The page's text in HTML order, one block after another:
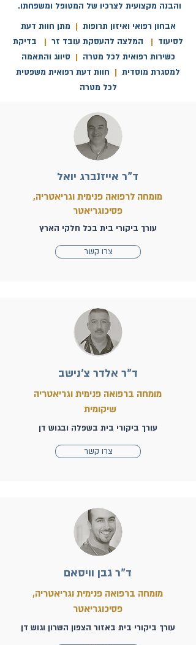
והבנה מקצועית לצרכיו של המטופל ומשפחתו.
אבחון רפואי ואיזון תרופות | מתן חוות דעת
לסיעוד | המלצה להעסקת עובד זר |
בדיקת
כשירות רפואית לכל מטרה | סיווג והתאמה
למסגרת מוסדית | חוות דעת רפואית משפטית
לכל מטרה
ד"ר אייזנברג יואל
מומחה לרפואה פנימית וגריאטריה,
פסיכוגריאטר
עורך ביקורי בית בכל חלקי הארץ
צרו קשר
ד"ר אלדר צ'נישב
מומחה ברפואה פנימית וגריאטריה
שיקומית
עורך ביקורי בית בשפלה ובגוש דן
צרו קשר
ד"ר גבן וויסאם
מומחה ברפואה פנימית וגריאטריה,
פסיכוגריאטר
עורך ביקורי בית באזור הצפון השרון וגוש דן